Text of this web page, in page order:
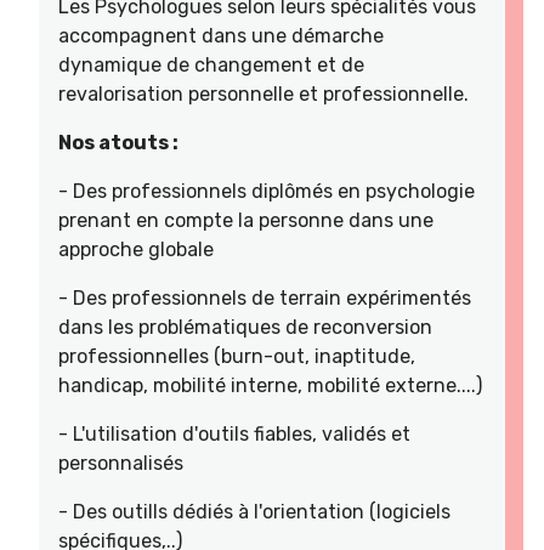
Les Psychologues selon leurs spécialités vous
accompagnent dans une démarche
dynamique de changement et de
revalorisation personnelle et professionnelle.
Nos atouts :
- Des professionnels diplômés en psychologie
prenant en compte la personne dans une
approche globale
- Des professionnels de terrain expérimentés
dans les problématiques de reconversion
professionnelles (burn-out, inaptitude,
handicap, mobilité interne, mobilité externe....)
- L'utilisation d'outils fiables, validés et
personnalisés
- Des outills dédiés à l'orientation (logiciels
spécifiques,..)